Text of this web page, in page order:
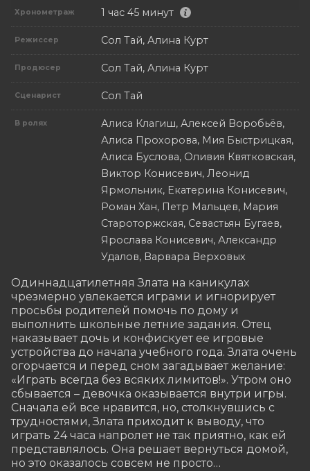
Хронометраж 1 час 45 минут
Режиссер Сол Тай, Алина Курт
Продюсер Сол Тай, Алина Курт
Сценарист Сол Тай
В ролях
Алиса Клагиш, Алексей Воробьёв,
Алиса Прохорова, Мия Быстрицкая,
Алиса Буслова, Оливия Квятковская,
Виктор Конисевич, Леонид
Ярмольник, Екатерина Конисевич,
Роман Хан, Петр Мальцев, Мария
Староторжская, Севастьян Бугаев,
Ярослава Конисевич, Александр
Удалов, Варвара Верховых
Одиннадцатилетняя Злата на каникулах
чрезмерно увлекается играми и игнорирует
просьбы родителей помочь по дому и
выполнить школьные летние задания. Отец
наказывает дочь и конфискует ее игровые
устройства до начала учебного года. Злата очень
огорчается и перед сном загадывает желание:
«Играть всегда без всяких лимитов!». Утром оно
сбывается – девочка оказывается внутри игры.
Сначала ей все нравится, но, столкнувшись с
трудностями, Злата приходит к выводу, что
играть 24 часа напролет не так приятно, как ей
представлялось. Она решает вернуться домой,
но это оказалось совсем не просто…